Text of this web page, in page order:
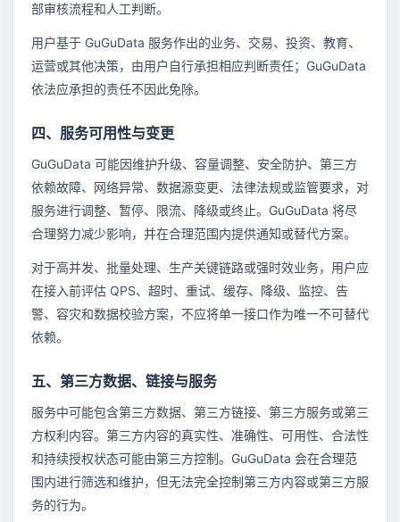
部审核流程和人工判断。
用户基于 GuGuData 服务作出的业务、交易、投资、教育、
运营或其他决策，由用户自行承担相应判断责任；GuGuData
依法应承担的责任不因此免除。
四、服务可用性与变更
GuGuData 可能因维护升级、容量调整、安全防护、第三方
依赖故障、网络异常、数据源变更、法律法规或监管要求，对
服务进行调整、暂停、限流、降级或终止。GuGuData 将尽
合理努力减少影响，并在合理范围内提供通知或替代方案。
对于高并发、批量处理、生产关键链路或强时效业务，用户应
在接入前评估 QPS、超时、重试、缓存、降级、监控、告
警、容灾和数据校验方案，不应将单一接口作为唯一不可替代
依赖。
五、第三方数据、链接与服务
服务中可能包含第三方数据、第三方链接、第三方服务或第三
方权利内容。第三方内容的真实性、准确性、可用性、合法性
和持续授权状态可能由第三方控制。GuGuData 会在合理范
围内进行筛选和维护，但无法完全控制第三方内容或第三方服
务的行为。